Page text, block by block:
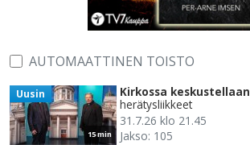
AUTOMAATTINEN TOISTO
15 min
Uusin Kirkossa keskustellaan
herätysliikkeet
31.7.26 klo 21.45
Jakso: 105